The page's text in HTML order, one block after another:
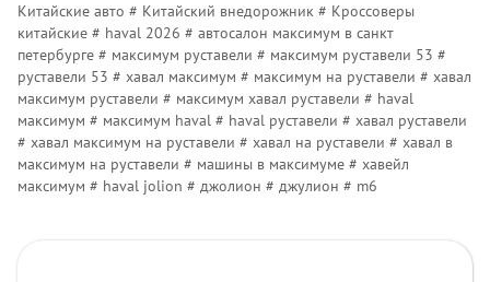
Китайские авто # Китайский внедорожник # Кроссоверы
китайские # haval 2026 # автосалон максимум в санкт
петербурге # максимум руставели # максимум руставели 53 #
руставели 53 # хавал максимум # максимум на руставели # хавал
максимум руставели # максимум хавал руставели # haval
максимум # максимум haval # haval руставели # хавал руставели
# хавал максимум на руставели # хавал на руставели # хавал в
максимум на руставели # машины в максимуме # хавейл
максимум # haval jolion # джолион # джулион # m6